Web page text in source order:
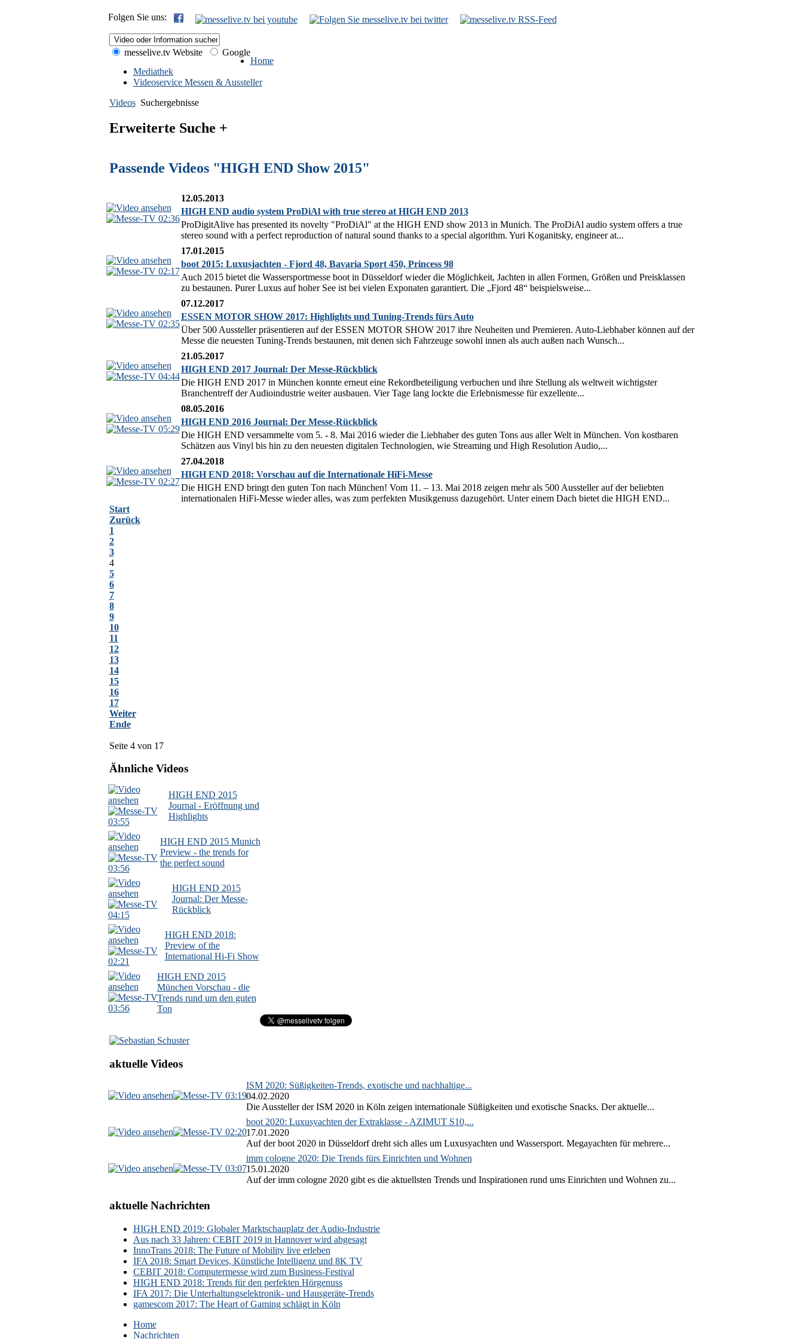
Folgen Sie uns:
messelive.tv Website
Google
Home
Mediathek
Videoservice Messen & Aussteller
Videos Suchergebnisse
Erweiterte Suche +
Passende Videos "HIGH END Show 2015"
02:36
12.05.2013
HIGH END audio system ProDiAl with true stereo at HIGH END 2013
ProDigitAlive has presented its novelty "ProDiAl" at the HIGH END show 2013 in Munich. The ProDiAl audio system offers a true
stereo sound with a perfect reproduction of natural sound thanks to a special algorithm. Yuri Koganitsky, engineer at...
02:17
17.01.2015
boot 2015: Luxusjachten - Fjord 48, Bavaria Sport 450, Princess 98
Auch 2015 bietet die Wassersportmesse boot in Düsseldorf wieder die Möglichkeit, Jachten in allen Formen, Größen und Preisklassen
zu bestaunen. Purer Luxus auf hoher See ist bei vielen Exponaten garantiert. Die „Fjord 48“ beispielsweise...
02:35
07.12.2017
ESSEN MOTOR SHOW 2017: Highlights und Tuning-Trends fürs Auto
Über 500 Aussteller präsentieren auf der ESSEN MOTOR SHOW 2017 ihre Neuheiten und Premieren. Auto-Liebhaber können auf der
Messe die neuesten Tuning-Trends bestaunen, mit denen sich Fahrzeuge sowohl innen als auch außen nach Wunsch...
04:44
21.05.2017
HIGH END 2017 Journal: Der Messe-Rückblick
Die HIGH END 2017 in München konnte erneut eine Rekordbeteiligung verbuchen und ihre Stellung als weltweit wichtigster
Branchentreff der Audioindustrie weiter ausbauen. Vier Tage lang lockte die Erlebnismesse für exzellente...
05:29
08.05.2016
HIGH END 2016 Journal: Der Messe-Rückblick
Die HIGH END versammelte vom 5. - 8. Mai 2016 wieder die Liebhaber des guten Tons aus aller Welt in München. Von kostbaren
Schätzen aus Vinyl bis hin zu den neuesten digitalen Technologien, wie Streaming und High Resolution Audio,...
02:27
27.04.2018
HIGH END 2018: Vorschau auf die Internationale HiFi-Messe
Die HIGH END bringt den guten Ton nach München! Vom 11. – 13. Mai 2018 zeigen mehr als 500 Aussteller auf der beliebten
internationalen HiFi-Messe wieder alles, was zum perfekten Musikgenuss dazugehört. Unter einem Dach bietet die HIGH END...
Start
Zurück
1
2
3
4
5
6
7
8
9
10
11
12
13
14
15
16
17
Weiter
Ende
Seite 4 von 17
Ähnliche Videos
03:55
HIGH END 2015
Journal - Eröffnung und
Highlights
03:56
HIGH END 2015 Munich
Preview - the trends for
the perfect sound
04:15
HIGH END 2015
Journal: Der Messe-
Rückblick
02:21
HIGH END 2018:
Preview of the
International Hi-Fi Show
03:56
HIGH END 2015
München Vorschau - die
Trends rund um den guten
Ton
aktuelle Videos
03:19
ISM 2020: Süßigkeiten-Trends, exotische und nachhaltige...
04.02.2020
Die Aussteller der ISM 2020 in Köln zeigen internationale Süßigkeiten und exotische Snacks. Der aktuelle...
02:20
boot 2020: Luxusyachten der Extraklasse - AZIMUT S10,...
17.01.2020
Auf der boot 2020 in Düsseldorf dreht sich alles um Luxusyachten und Wassersport. Megayachten für mehrere...
03:07
imm cologne 2020: Die Trends fürs Einrichten und Wohnen
15.01.2020
Auf der imm cologne 2020 gibt es die aktuellsten Trends und Inspirationen rund ums Einrichten und Wohnen zu...
aktuelle Nachrichten
HIGH END 2019: Globaler Marktschauplatz der Audio-Industrie
Aus nach 33 Jahren: CEBIT 2019 in Hannover wird abgesagt
InnoTrans 2018: The Future of Mobility live erleben
IFA 2018: Smart Devices, Künstliche Intelligenz und 8K TV
CEBIT 2018: Computermesse wird zum Business-Festival
HIGH END 2018: Trends für den perfekten Hörgenuss
IFA 2017: Die Unterhaltungselektronik- und Hausgeräte-Trends
gamescom 2017: The Heart of Gaming schlägt in Köln
Home
Nachrichten